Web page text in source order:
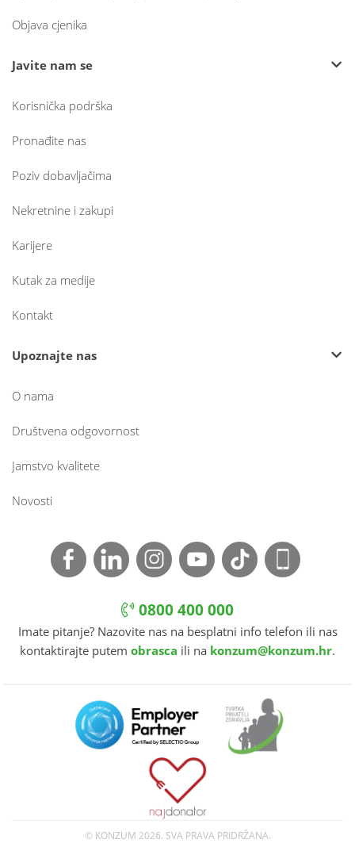
Objava cjenika
Javite nam se
Korisnička podrška
Pronađite nas
Poziv dobavljačima
Nekretnine i zakupi
Karijere
Kutak za medije
Kontakt
Upoznajte nas
O nama
Društvena odgovornost
Jamstvo kvalitete
Novosti
0800 400 000
Imate pitanje? Nazovite nas na besplatni info telefon ili nas
kontaktirajte putem obrasca ili na konzum@konzum.hr.
© KONZUM 2026. SVA PRAVA PRIDRŽANA.